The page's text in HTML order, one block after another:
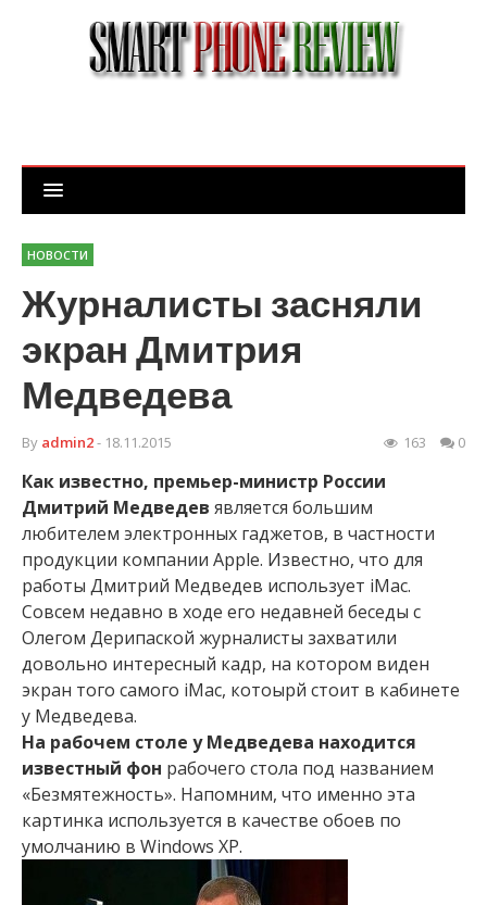
НОВОСТИ
Журналисты засняли
экран Дмитрия
Медведева
By admin2- 18.11.2015 163 0
Как известно, премьер-министр России
Дмитрий Медведев является большим
любителем электронных гаджетов, в частности
продукции компании Apple. Известно, что для
работы Дмитрий Медведев использует iMac.
Совсем недавно в ходе его недавней беседы с
Олегом Дерипаской журналисты захватили
довольно интересный кадр, на котором виден
экран того самого iMac, котоырй стоит в кабинете
у Медведева.
На рабочем столе у Медведева находится
известный фон рабочего стола под названием
«Безмятежность». Напомним, что именно эта
картинка используется в качестве обоев по
умолчанию в Windows XP.